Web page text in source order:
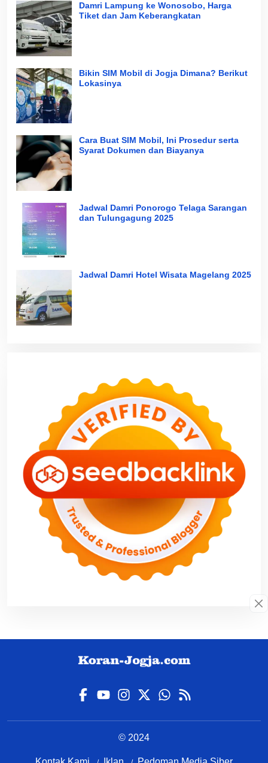
Damri Lampung ke Wonosobo, Harga
Tiket dan Jam Keberangkatan
Bikin SIM Mobil di Jogja Dimana? Berikut
Lokasinya
Cara Buat SIM Mobil, Ini Prosedur serta
Syarat Dokumen dan Biayanya
Jadwal Damri Ponorogo Telaga Sarangan
dan Tulungagung 2025
Jadwal Damri Hotel Wisata Magelang 2025
© 2024